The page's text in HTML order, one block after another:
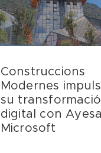
Construccions
Modernes
su
digital con
Microsoft